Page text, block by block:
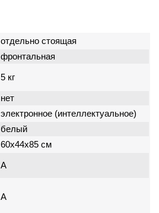
отдельно стоящая
фронтальная
5 кг
нет
электронное (интеллектуальное)
белый
60x44x85 см
A
A